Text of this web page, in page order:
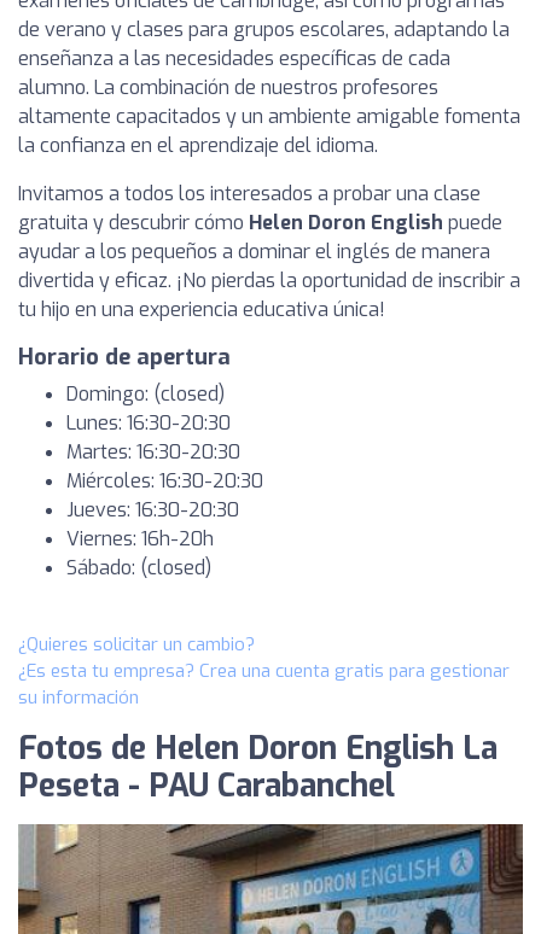
de verano y clases para grupos escolares, adaptando la
enseñanza a las necesidades específicas de cada
alumno. La combinación de nuestros profesores
altamente capacitados y un ambiente amigable fomenta
la confianza en el aprendizaje del idioma.
Invitamos a todos los interesados a probar una clase
gratuita y descubrir cómo Helen Doron English puede
ayudar a los pequeños a dominar el inglés de manera
divertida y eficaz. ¡No pierdas la oportunidad de inscribir a
tu hijo en una experiencia educativa única!
Horario de apertura
Domingo: (closed)
Lunes: 16:30-20:30
Martes: 16:30-20:30
Miércoles: 16:30-20:30
Jueves: 16:30-20:30
Viernes: 16h-20h
Sábado: (closed)
¿Quieres solicitar un cambio?
¿Es esta tu empresa? Crea una cuenta gratis para gestionar
su información
Fotos de Helen Doron English La
Peseta - PAU Carabanchel